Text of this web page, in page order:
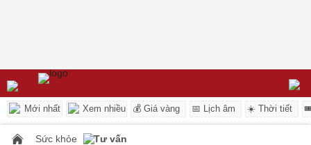
Mới nhất Xem nhiều 💰 Giá vàng 📅 Lịch âm ☀️ Thời tiết
Sức khỏe Tư vấn